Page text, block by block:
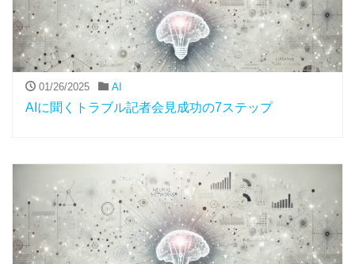
01/26/2025 AI
AIに聞くトラブル記者会見成功の7ステップ